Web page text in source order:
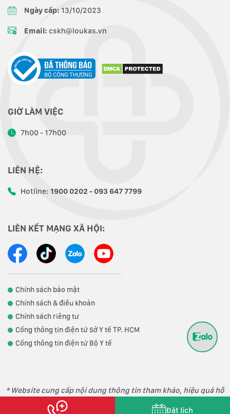
Ngày cấp: 13/10/2023
Email: cskh@loukas.vn
GIỜ LÀM VIỆC
7h00 - 17h00
LIÊN HỆ:
Hotline: 1900 0202 - 093 647 7799
LIÊN KẾT MẠNG XÃ HỘI:
Chính sách bảo mật
Chính sách & điều khoản
Chính sách riêng tư
Cổng thông tin điện tử Sở Y tế TP. HCM
Cổng thông tin điện tử Bộ Y tế
* Website cung cấp nội dung thông tin tham khảo, hiệu quả hỗ
trợ điều trị phụ thuộc vào thể trạng từng người.
Đặt lịch